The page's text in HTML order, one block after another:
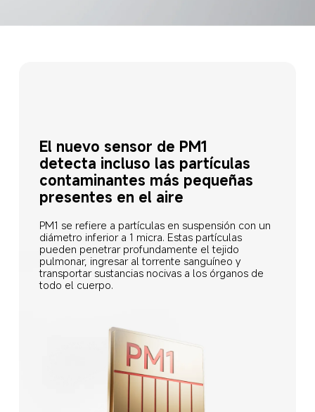
El nuevo sensor de PM1
detecta incluso las partículas
contaminantes más pequeñas
presentes en el aire
PM1 se refiere a partículas en suspensión con un
diámetro inferior a 1 micra. Estas partículas
pueden penetrar profundamente el tejido
pulmonar, ingresar al torrente sanguíneo y
transportar sustancias nocivas a los órganos de
todo el cuerpo.